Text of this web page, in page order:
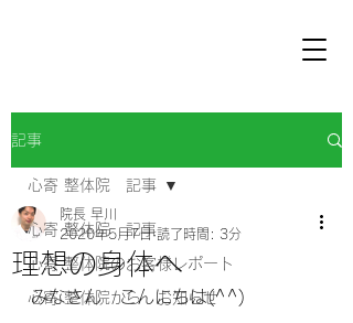
記事
心寄 整体院 記事
心寄 整体院のお客様レポート
心寄 整体院から お知らせ
心寄 整体院 記事
理想の身体へ
院長 早川
2020年5月7日 読了時間: 3分
みなさん　こんにちは(^^)